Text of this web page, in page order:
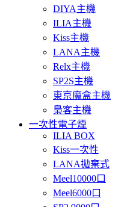
DIYA主機
ILIA主機
Kiss主機
LANA主機
Relx主機
SP2S主機
東京魔盒主機
梟客主機
一次性電子煙
ILIA BOX
Kiss一次性
LANA拋棄式
Meel10000口
Meel6000口